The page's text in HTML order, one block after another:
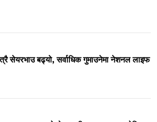
सेयरभाउ बढ्यो, सर्वाधिक गुमाउनेमा नेशनल लाइफ